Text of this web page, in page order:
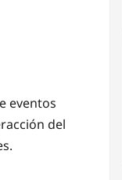
eventos
del